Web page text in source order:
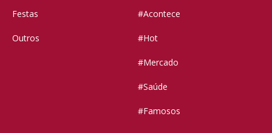
Festas
Outros
#Acontece
#Hot
#Mercado
#Saúde
#Famosos